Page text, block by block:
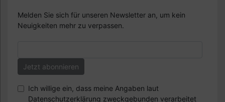
Melden Sie sich für unseren Newsletter an, um kein
Neuigkeiten mehr zu verpassen.
Ich willige ein, dass meine Angaben laut
Datenschutzerklärung zweckgebunden verarbeitet